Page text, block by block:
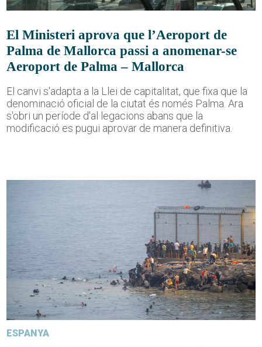
El Ministeri aprova que l’Aeroport de
Palma de Mallorca passi a anomenar-se
Aeroport de Palma – Mallorca
El canvi s'adapta a la Llei de capitalitat, que fixa que la
denominació oficial de la ciutat és només Palma. Ara
s'obri un període d'al·legacions abans que la
modificació es pugui aprovar de manera definitiva.
ESPANYA